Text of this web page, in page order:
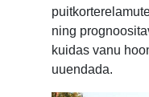
ning
kuidas vanu
uuendada.